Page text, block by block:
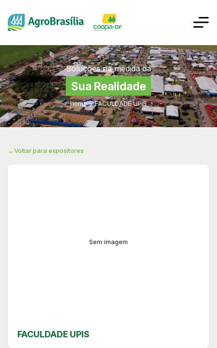
Soluções na medida da
Sua Realidade
home > FACULDADE UPIS
←Voltar para expositores
Sem imagem
FACULDADE UPIS